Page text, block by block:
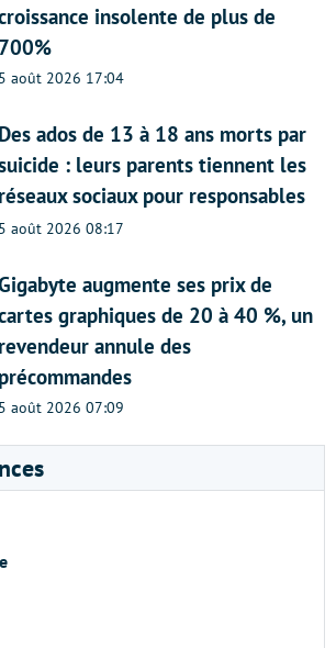
insolente de plus de
700%
5 août 2026 17:04
Des ados de 13 à 18 ans morts par
: leurs parents tiennent les
réseaux sociaux pour responsables
5 août 2026 08:17
augmente ses prix de
graphiques de 20 à 40 %, un
revendeur annule des
précommandes
5 août 2026 07:09